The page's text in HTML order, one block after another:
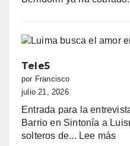
Tele5
por Francisco
julio 21, 2026
Entrada para la
Barrio en Sintonía a
solteros de... Lee más: